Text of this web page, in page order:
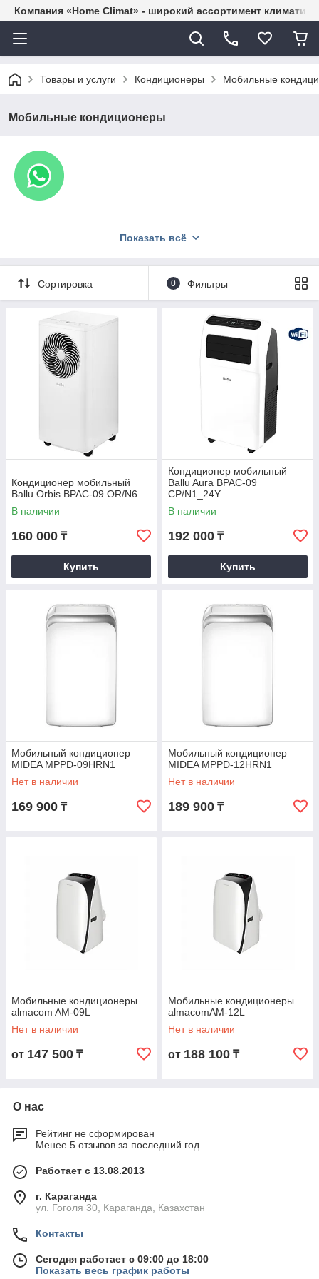
Компания «Home Climat» - широкий ассортимент
Товары и услуги Кондиционеры Мобильные
Мобильные кондиционеры
Показать всё
Сортировка 0 Фильтры
Кондиционер мобильный
Ballu Orbis BPAC-09 OR/N6
В наличии
160 000 ₸
Купить
Кондиционер мобильный
Ballu Aura BPAC-09
CP/N1_24Y
В наличии
192 000 ₸
Купить
Мобильный кондиционер
MIDEA MPPD-09HRN1
Нет в наличии
169 900 ₸
Мобильный кондиционер
MIDEA MPPD-12HRN1
Нет в наличии
189 900 ₸
Мобильные кондиционеры
almacom AM-09L
Нет в наличии
от 147 500 ₸
Мобильные кондиционеры
almacomAM-12L
Нет в наличии
от 188 100 ₸
О нас
Рейтинг не сформирован
Менее 5 отзывов за последний год
Работает с 13.08.2013
г. Караганда
ул. Гоголя 30, Караганда, Казахстан
Контакты
Сегодня работает с 09:00 до 18:00
Показать весь график работы